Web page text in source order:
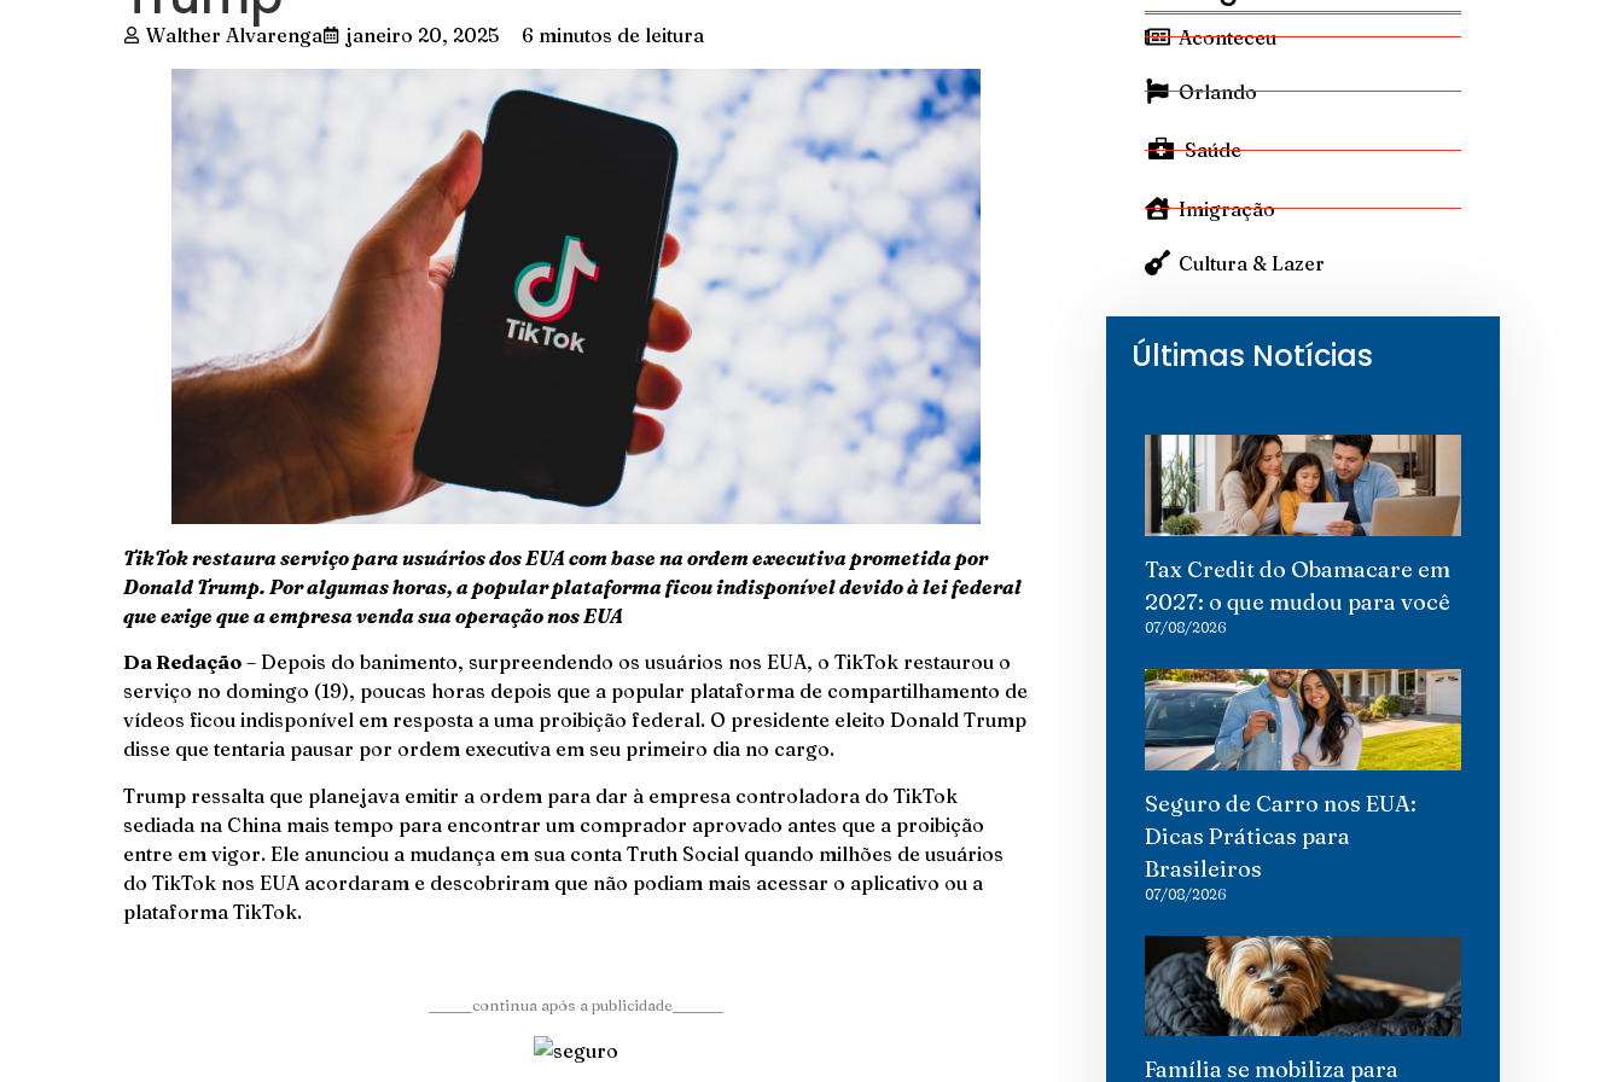
Walther Alvarenga janeiro 20, 2025 6 minutos de leitura
TikTok restaura serviço para usuários dos EUA com base na ordem executiva prometida por
Donald Trump. Por algumas horas, a popular plataforma ficou indisponível devido à lei federal
que exige que a empresa venda sua operação nos EUA
Da Redação – Depois do banimento, surpreendendo os usuários nos EUA, o TikTok restaurou o
serviço no domingo (19), poucas horas depois que a popular plataforma de compartilhamento de
vídeos ficou indisponível em resposta a uma proibição federal. O presidente eleito Donald Trump
disse que tentaria pausar por ordem executiva em seu primeiro dia no cargo.
Trump ressalta que planejava emitir a ordem para dar à empresa controladora do TikTok
sediada na China mais tempo para encontrar um comprador aprovado antes que a proibição
entre em vigor. Ele anunciou a mudança em sua conta Truth Social quando milhões de usuários
do TikTok nos EUA acordaram e descobriram que não podiam mais acessar o aplicativo ou a
plataforma TikTok.
______continua após a publicidade_______
Aconteceu
Orlando
Saúde
Imigração
Cultura & Lazer
Últimas Notícias
Tax Credit do Obamacare em
2027: o que mudou para você
07/08/2026
Seguro de Carro nos EUA:
Dicas Práticas para
Brasileiros
07/08/2026
Família se mobiliza para